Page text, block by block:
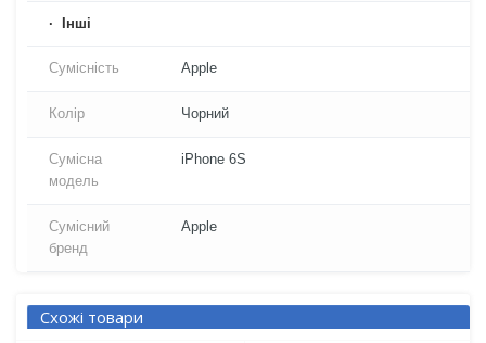
Iнші
Сумісність Apple
Колір Чорний
Сумісна
модель
iPhone 6S
Сумісний
бренд
Apple
Схожі товари